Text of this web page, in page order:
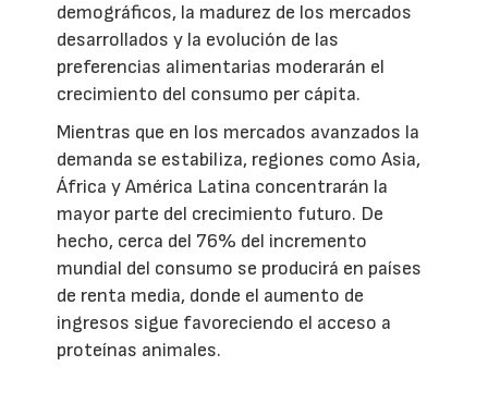
demográficos, la madurez de los mercados
desarrollados y la evolución de las
preferencias alimentarias moderarán el
crecimiento del consumo per cápita.
Mientras que en los mercados avanzados la
demanda se estabiliza, regiones como Asia,
África y América Latina concentrarán la
mayor parte del crecimiento futuro. De
hecho, cerca del 76% del incremento
mundial del consumo se producirá en países
de renta media, donde el aumento de
ingresos sigue favoreciendo el acceso a
proteínas animales.